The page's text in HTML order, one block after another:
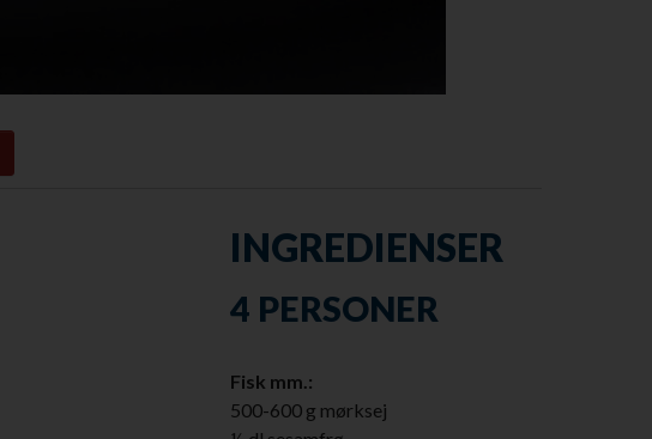
INGREDIENSER
4 PERSONER
Fisk mm.:
500-600 g mørksej